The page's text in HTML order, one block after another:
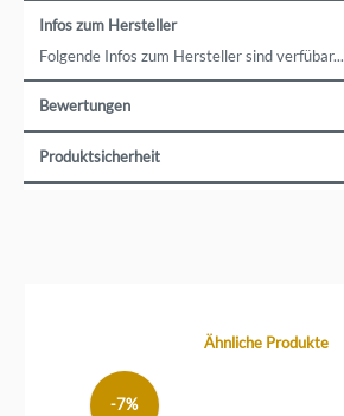
Infos zum Hersteller
Folgende Infos zum Hersteller sind verfübar...
Bewertungen
Produktsicherheit
Produktgalerie überspringenÄhnliche Produkte
-7%